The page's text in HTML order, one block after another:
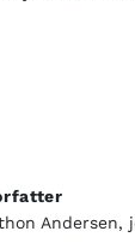
Andersen,